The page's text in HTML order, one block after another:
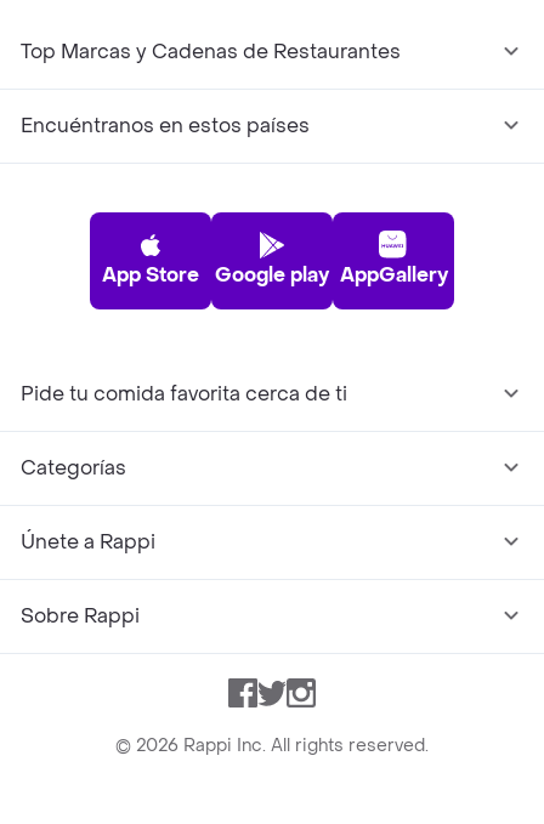
Top Marcas y Cadenas de Restaurantes
Encuéntranos en estos países
App Store Google play AppGallery
Pide tu comida favorita cerca de ti
Categorías
Únete a Rappi
Sobre Rappi
Facebook
TwitterInstagram
© 2026 Rappi Inc. All rights reserved.